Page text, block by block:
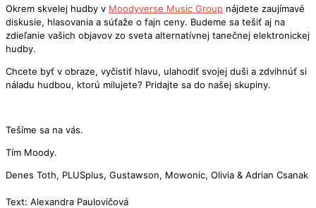
Okrem skvelej hudby v Moodyverse Music Group nájdete zaujímavé
diskusie, hlasovania a súťaže o fajn ceny. Budeme sa tešiť aj na
zdieľanie vašich objavov zo sveta alternatívnej tanečnej elektronickej
hudby.
Chcete byť v obraze, vyčistiť hlavu, ulahodiť svojej duši a zdvihnúť si
náladu hudbou, ktorú milujete? Pridajte sa do našej skupiny.
Tešíme sa na vás.
Tím Moody.
Denes Toth, PLUSplus, Gustawson, Mowonic, Olivia & Adrian Csanak
Text: Alexandra Paulovičová